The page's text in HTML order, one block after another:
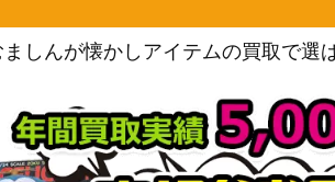
（
）【UAPR/GMR-1-072】
バ
（
しんが懐かしアイテムの買取で選